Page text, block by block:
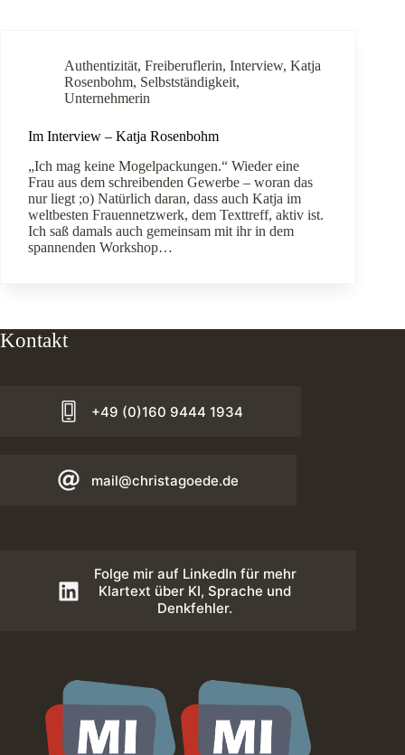
Authentizität, Freiberuflerin, Interview, Katja
Rosenbohm, Selbstständigkeit,
Unternehmerin
Im Interview – Katja Rosenbohm
„Ich mag keine Mogelpackungen.“ Wieder eine
Frau aus dem schreibenden Gewerbe – woran das
nur liegt ;o) Natürlich daran, dass auch Katja im
weltbesten Frauennetzwerk, dem Texttreff, aktiv ist.
Ich saß damals auch gemeinsam mit ihr in dem
spannenden Workshop…
Kontakt
+49 (0)160 9444 1934
mail@christagoede.de
Folge mir auf LinkedIn für mehr
Klartext über KI, Sprache und
Denkfehler.